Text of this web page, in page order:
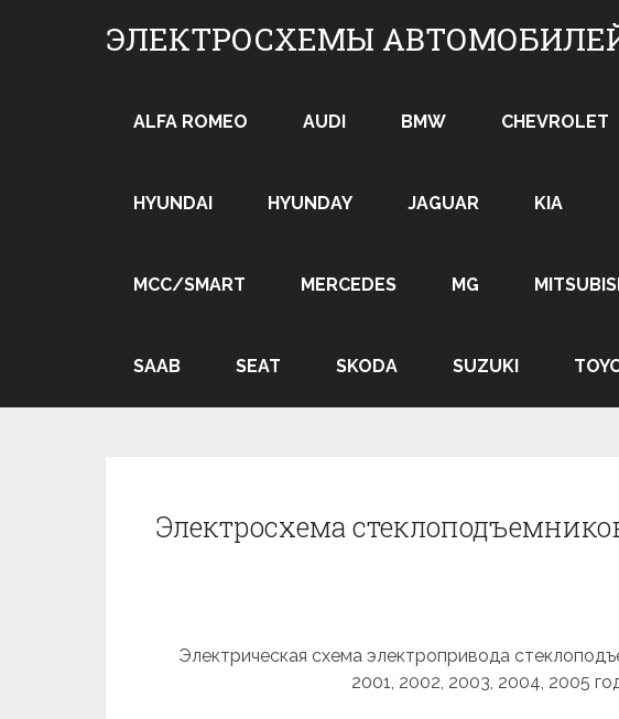
ЭЛЕКТРОСХЕМЫ
ALFA ROMEO AUDI BMW CHEVROLET
HYUNDAI HYUNDAY JAGUAR KIA
MCC/SMART MERCEDES MG
SAAB SEAT SKODA SUZUKI
Электросхема
Электрическая схема электропривода
2001, 2002, 2003, 2004, 2005